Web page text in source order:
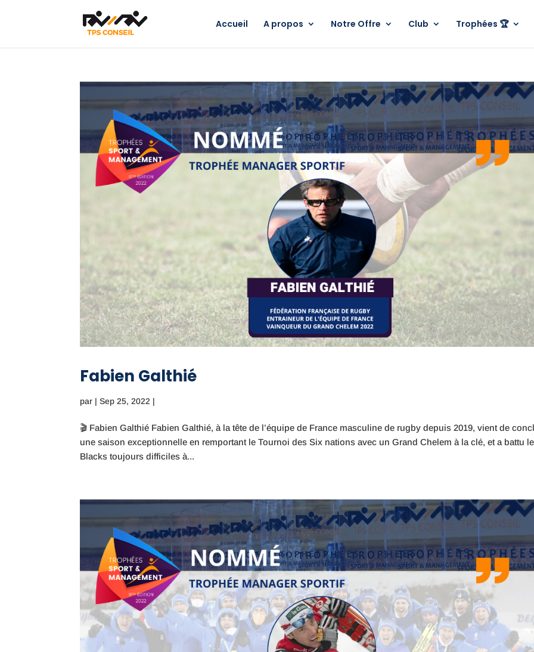
Accueil A propos Notre Offre Club Trophées 🏆
Fabien Galthié
par |Sep 25, 2022 |
🎬 Fabien Galthié Fabien Galthié, à la tête de l’équipe de France masculine de rugby depuis 2019, vient de
une saison exceptionnelle en remportant le Tournoi des Six nations avec un Grand Chelem à la clé, et a battu
Blacks toujours difficiles à...